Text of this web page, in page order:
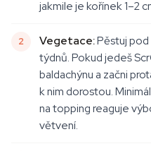
jakmile je kořínek 1–2
Vegetace:Pěstuj
týdnů. Pokud jedeš
baldachýnu a začni
k nim dorostou.
na topping reaguje
větvení.